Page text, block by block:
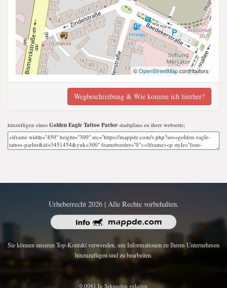
©OpenStreetMapcontributors
Wegbeschreibung & Wie komme ich hierher?
hinzufügen eines Golden Eagle Tattoo Parlor-stadtplans zu ihrer webseite;
Urheberrecht 2026 | Alle Rechte vorbehalten.
Sie können unseren Top-Kontakt verwenden, um Informationen zu Ihrem Unternehmen
hinzuzufügen und zu bearbeiten.
0.0041 In Sekunden geladen